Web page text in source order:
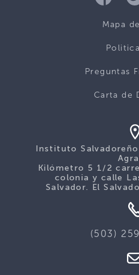
Mapa
Preguntas
Carta de
Instituto
Kilómetro 5 1/2
colonia y calle
Salvador. El
(503)